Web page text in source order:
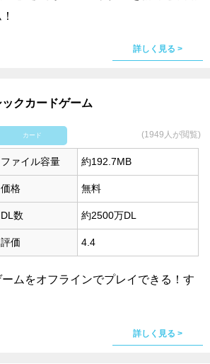
詳しく見る >
クカードゲーム
カード (1949人が閲覧)
ファイル容量 約192.7MB
価格 無料
DL数 約2500万DL
評価 4.4
ムをオフラインでプレイできる！す
詳しく見る >